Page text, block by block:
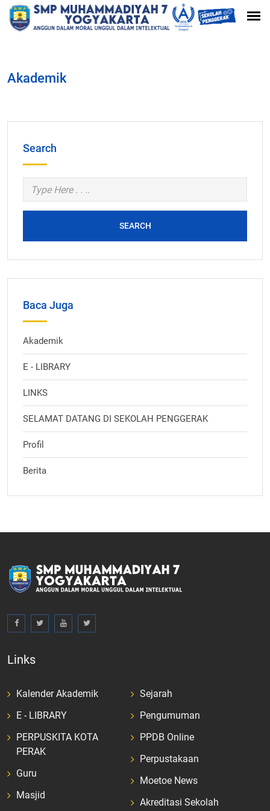
Akademik
Search
SEARCH
Baca Juga
Akademik
E - LIBRARY
LINKS
SELAMAT DATANG DI SEKOLAH PENGGERAK
Profil
Berita
Links
Kalender Akademik
E - LIBRARY
PERPUSKITA KOTA
PERAK
Guru
Masjid
Sejarah
Pengumuman
PPDB Online
Perpustakaan
Moetoe News
Akreditasi Sekolah